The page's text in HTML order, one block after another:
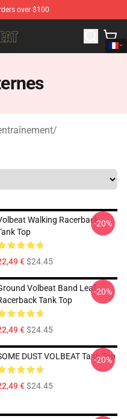
over $100
Merchandise Store
/
Walking Racerback
Top
€$24.45
-20%
Volbeat Band Leaf
Tank Top
€$24.45
-20%
DUST VOLBEAT Tank Top
€$24.45
-20%